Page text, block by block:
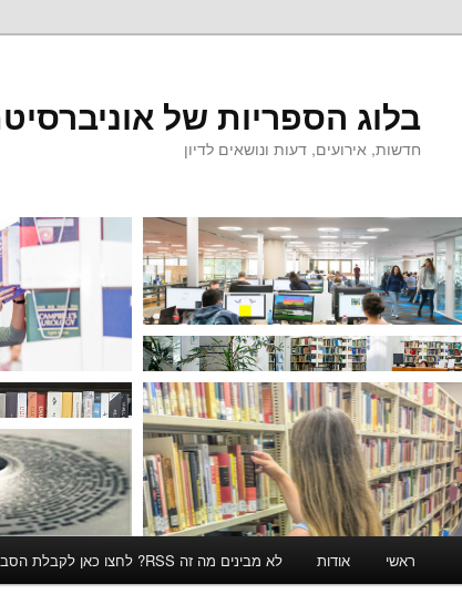
בלוג הספריות של
חדשות, אירועים, דעות ונושאים לדיון
ראשי אודות לא מבינים מה זה RSS? לחצו כאן לקבלת הסבר